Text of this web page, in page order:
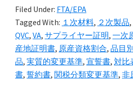
Filed Under: FTA/EPA
Tagged With: １次材料, ２次製品,
QVC, VA, サプライヤー証明, 一次
産地証明書, 原産資格割合, 品目
品, 実質的変更基準, 宣誓書, 対比
書, 誓約書, 関税分類変更基準, 非